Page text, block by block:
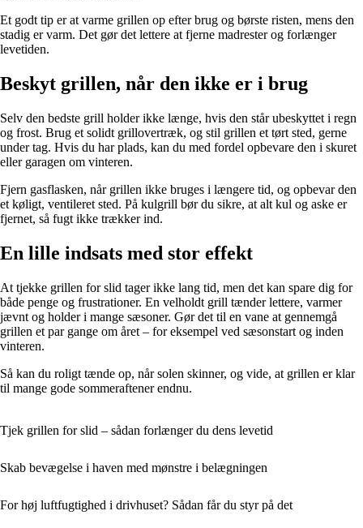
Et godt tip er at varme grillen op efter brug og børste risten, mens den
stadig er varm. Det gør det lettere at fjerne madrester og forlænger
levetiden.
Beskyt grillen, når den ikke er i brug
Selv den bedste grill holder ikke længe, hvis den står ubeskyttet i regn
og frost. Brug et solidt grillovertræk, og stil grillen et tørt sted, gerne
under tag. Hvis du har plads, kan du med fordel opbevare den i skuret
eller garagen om vinteren.
Fjern gasflasken, når grillen ikke bruges i længere tid, og opbevar den
et køligt, ventileret sted. På kulgrill bør du sikre, at alt kul og aske er
fjernet, så fugt ikke trækker ind.
En lille indsats med stor effekt
At tjekke grillen for slid tager ikke lang tid, men det kan spare dig for
både penge og frustrationer. En velholdt grill tænder lettere, varmer
jævnt og holder i mange sæsoner. Gør det til en vane at gennemgå
grillen et par gange om året – for eksempel ved sæsonstart og inden
vinteren.
Så kan du roligt tænde op, når solen skinner, og vide, at grillen er klar
til mange gode sommeraftener endnu.
Tjek grillen for slid – sådan forlænger du dens levetid
Skab bevægelse i haven med mønstre i belægningen
For høj luftfugtighed i drivhuset? Sådan får du styr på det